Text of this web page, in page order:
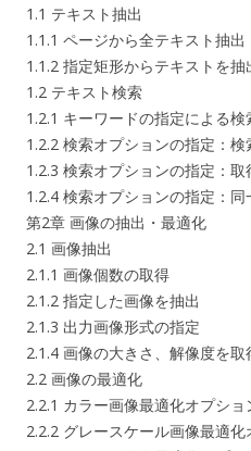
1.1 テキスト抽出
1.1.1 ページから全テキスト抽出
1.1.2 指定矩形からテキストを抽
1.2 テキスト検索
1.2.1 キーワードの指定による検
1.2.2 検索オプションの指定：
1.2.3 検索オプションの指定：取
1.2.4 検索オプションの指定：
第2章 画像の抽出・最適化
2.1 画像抽出
2.1.1 画像個数の取得
2.1.2 指定した画像を抽出
2.1.3 出力画像形式の指定
2.1.4 画像の大きさ、解像度を取
2.2 画像の最適化
2.2.1 カラー画像最適化オプシ
2.2.2 グレースケール画像最適